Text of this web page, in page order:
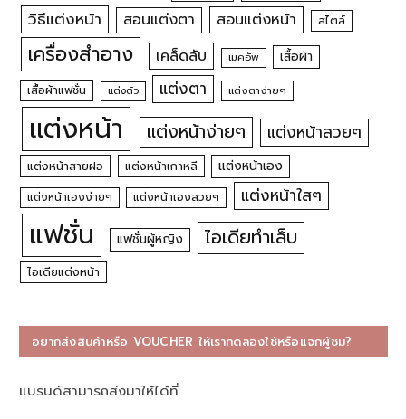
วิธีแต่งหน้า
สอนแต่งตา สอนแต่งหน้า สไตล์
เครื่องสำอาง เคล็ดลับ เมคอัพ เสื้อผ้า
เสื้อผ้าแฟชั่น แต่งตัว แต่งตา แต่งตาง่ายๆ
แต่งหน้า แต่งหน้าง่ายๆ แต่งหน้าสวยๆ
แต่งหน้าสายฝอ แต่งหน้าเกาหลี แต่งหน้าเอง
แต่งหน้าเองง่ายๆ แต่งหน้าเองสวยๆ แต่งหน้าใสๆ
แฟชั่น แฟชั่นผู้หญิง ไอเดียทำเล็บ
ไอเดียแต่งหน้า
อยากส่งสินค้าหรือ VOUCHER ให้เราทดลองใช้หรือแจกผู้ชม?
แบรนด์สามารถส่งมาให้ได้ที่